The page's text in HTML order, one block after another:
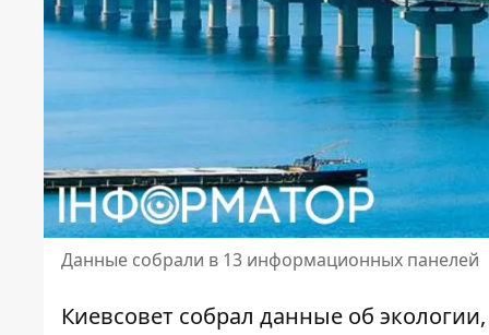
Данные собрали в 13 информационных панелей
Киевсовет собрал данные об